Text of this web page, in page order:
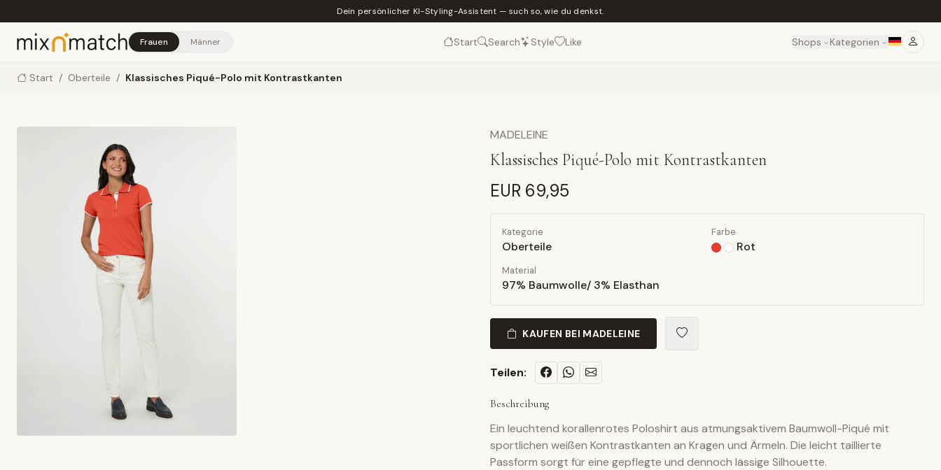
Dein persönlicher KI-Styling-Assistent — such so, wie du denkst.
Frauen Männer Start Search Style Like Shops Kategorien
Start / Oberteile / Klassisches Piqué-Polo mit Kontrastkanten
MADELEINE
Klassisches Piqué-Polo mit Kontrastkanten
EUR 69,95
Kategorie
Oberteile
Farbe
Rot
Material
97% Baumwolle/ 3% Elasthan
KAUFEN BEI MADELEINE
Teilen:
Beschreibung
Ein leuchtend korallenrotes Poloshirt aus atmungsaktivem Baumwoll-Piqué mit
sportlichen weißen Kontrastkanten an Kragen und Ärmeln. Die leicht taillierte
Passform sorgt für eine gepflegte und dennoch lässige Silhouette.